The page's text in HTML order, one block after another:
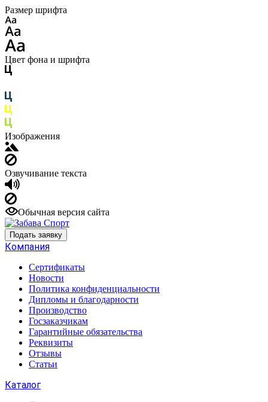
Размер шрифта
Цвет фона и шрифта
Изображения
Озвучивание текста
Обычная версия сайта
Подать заявку
Компания
Сертификаты
Новости
Политика конфиденциальности
Дипломы и благодарности
Производство
Госзаказчикам
Гарантийные обязательства
Реквизиты
Отзывы
Статьи
Каталог